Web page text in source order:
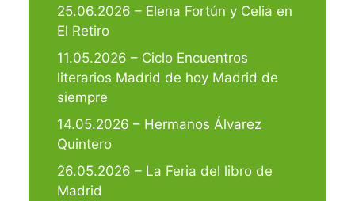
25.06.2026 – Elena Fortún y Celia en
El Retiro
11.05.2026 – Ciclo Encuentros
literarios Madrid de hoy Madrid de
siempre
14.05.2026 – Hermanos Álvarez
Quintero
26.05.2026 – La Feria del libro de
Madrid